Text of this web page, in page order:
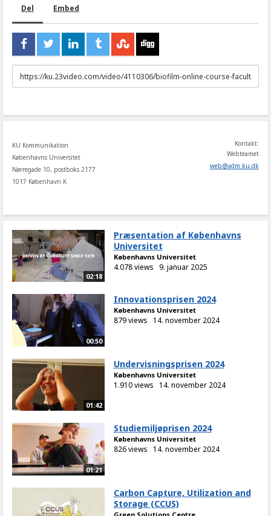
Del Embed
URL
to
KU Kommunikation
Københavns Universitet
Nørregade 10, postboks 2177
1017 København K
Kontakt:
Webteamet
web@adm.ku.dk
02:18
Præsentation af Københavns
Universitet
Københavns Universitet
4.078 views 9. januar 2025
00:50
Innovationsprisen 2024
Københavns Universitet
879 views 14. november 2024
01:42
Undervisningsprisen 2024
Københavns Universitet
1.910 views 14. november 2024
01:21
Studiemiljøprisen 2024
Københavns Universitet
826 views 14. november 2024
Carbon Capture, Utilization and
Storage (CCUS)